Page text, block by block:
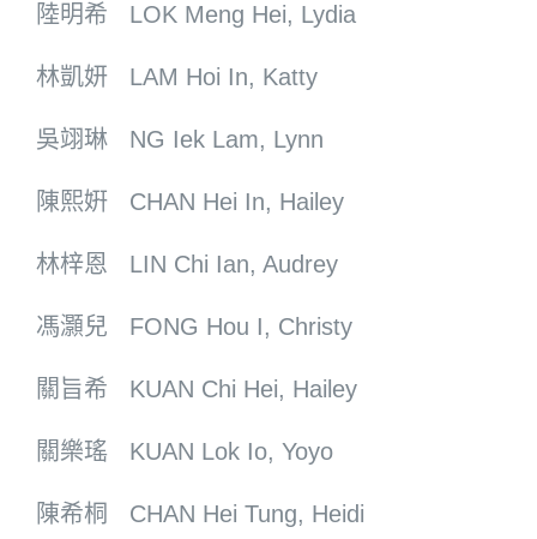
陸明希 LOK Meng Hei, Lydia
林凱妍 LAM Hoi In, Katty
吳翊琳 NG Iek Lam, Lynn
陳熙姸 CHAN Hei In, Hailey
林梓恩 LIN Chi Ian, Audrey
馮灝兒 FONG Hou I, Christy
關旨希 KUAN Chi Hei, Hailey
關樂瑤 KUAN Lok Io, Yoyo
陳希桐 CHAN Hei Tung, Heidi